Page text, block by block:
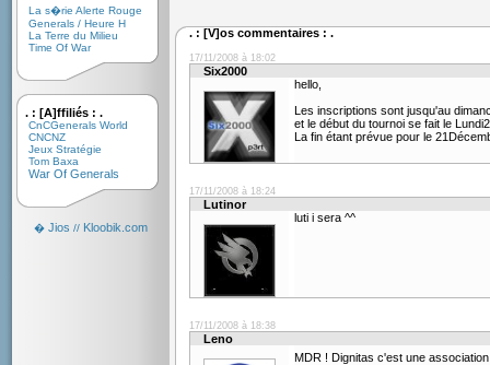
La s�rie Alerte Rouge
Generals / Heure H
La Terre du Milieu
Time Of War
. : [A]ffiliés : .
CnCGenerals World
CNCNZ
Jeux Stratégie
Tom Baxa
War Of Generals
� Jios // Kloobik.com
. : [V]os commentaires : .
17/11/2008 à 18:02
Six2000
hello,
Les inscriptions sont jusqu'au
et le début du tournoi se fait le
La fin étant prévue pour le
17/11/2008 à 18:24
Lutinor
luti i sera ^^
17/11/2008 à 18:38
Leno
MDR ! Dignitas c'est une